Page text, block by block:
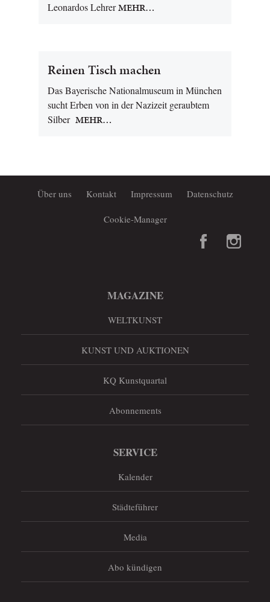
Leonardos LehrerMEHR…
Reinen Tisch machen
Das Bayerische Nationalmuseum in München
sucht Erben von in der Nazizeit geraubtem
Silber MEHR…
Über uns Kontakt Impressum Datenschutz
Cookie-Manager
MAGAZINE
WELTKUNST
KUNST UND AUKTIONEN
KQ Kunstquartal
Abonnements
SERVICE
Kalender
Städteführer
Media
Abo kündigen